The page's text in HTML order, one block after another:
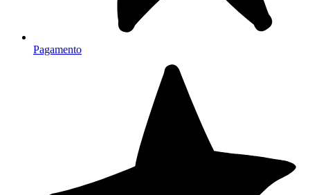
Pagamento